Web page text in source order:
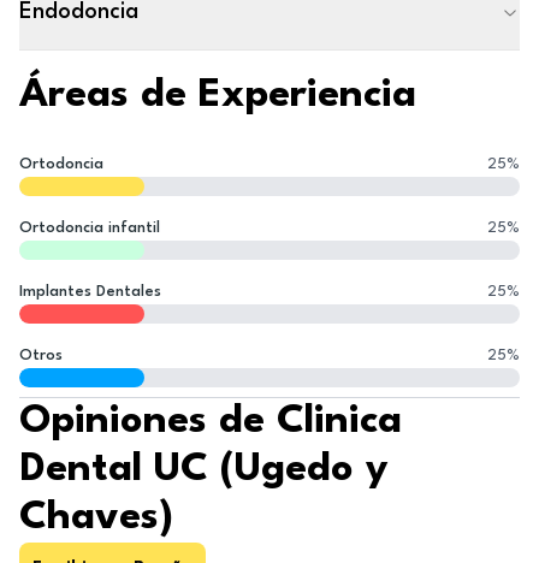
Endodoncia
Áreas de Experiencia
Ortodoncia 25%
Ortodoncia infantil 25%
Implantes Dentales 25%
Otros 25%
Opiniones de Clinica
Dental UC (Ugedo y
Chaves)